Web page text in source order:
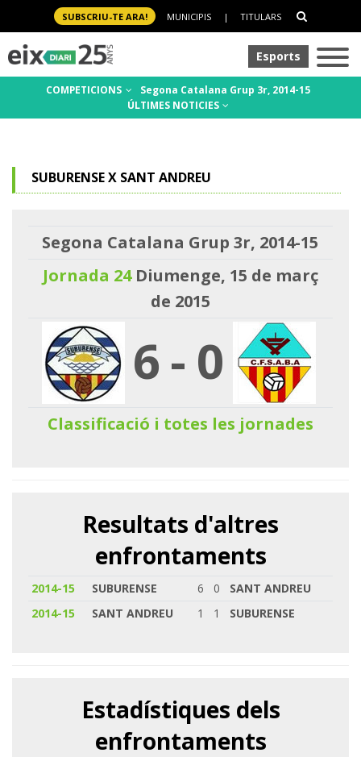
SUBSCRIU-TE ARA! MUNICIPIS | TITULARS
Esports
COMPETICIONS
Segona Catalana Grup 3r, 2014-15
ÚLTIMES NOTICIES
SUBURENSE X SANT ANDREU
Segona Catalana Grup 3r, 2014-15
Jornada 24Diumenge, 15 de març
de 2015
6- 0
Classificació i totes les jornades
Resultats d'altres
enfrontaments
2014-15 SUBURENSE 6 0
SANT ANDREU
2014-15
SANT ANDREU 1 1 SUBURENSE
Estadístiques dels
enfrontaments